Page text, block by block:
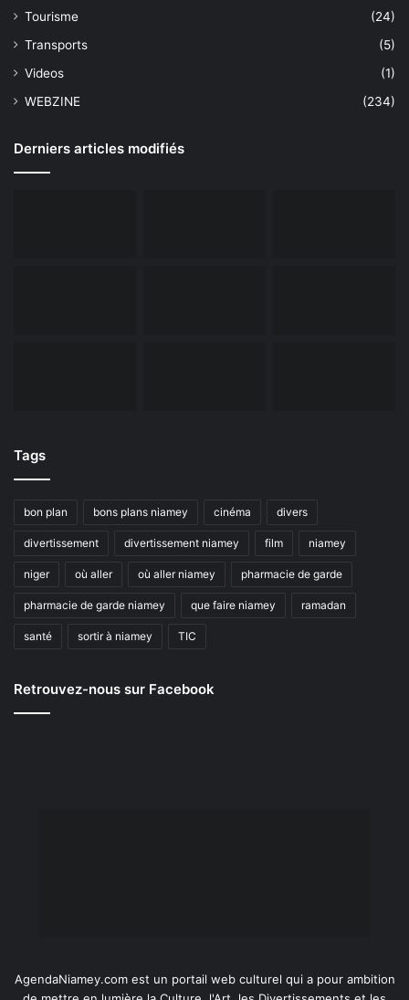
Tourisme
(24)
Transports
(5)
Videos
(1)
WEBZINE
(234)
Derniers articles modifiés
Tags
bon plan bons plans niamey cinéma divers
divertissement divertissement niamey film niamey
niger où aller où aller niamey pharmacie de garde
pharmacie de garde niamey que faire niamey ramadan
santé sortir à niamey TIC
Retrouvez-nous sur Facebook
AgendaNiamey.com est un portail web culturel qui a pour ambition